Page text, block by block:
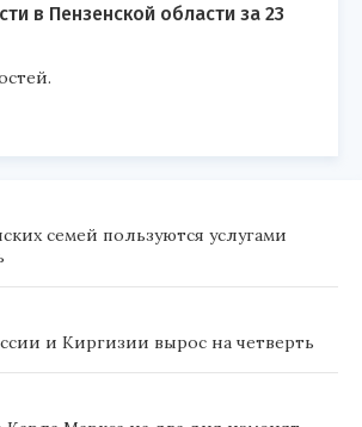
в Пензенской области за 23
семей пользуются услугами
и Киргизии вырос на четверть